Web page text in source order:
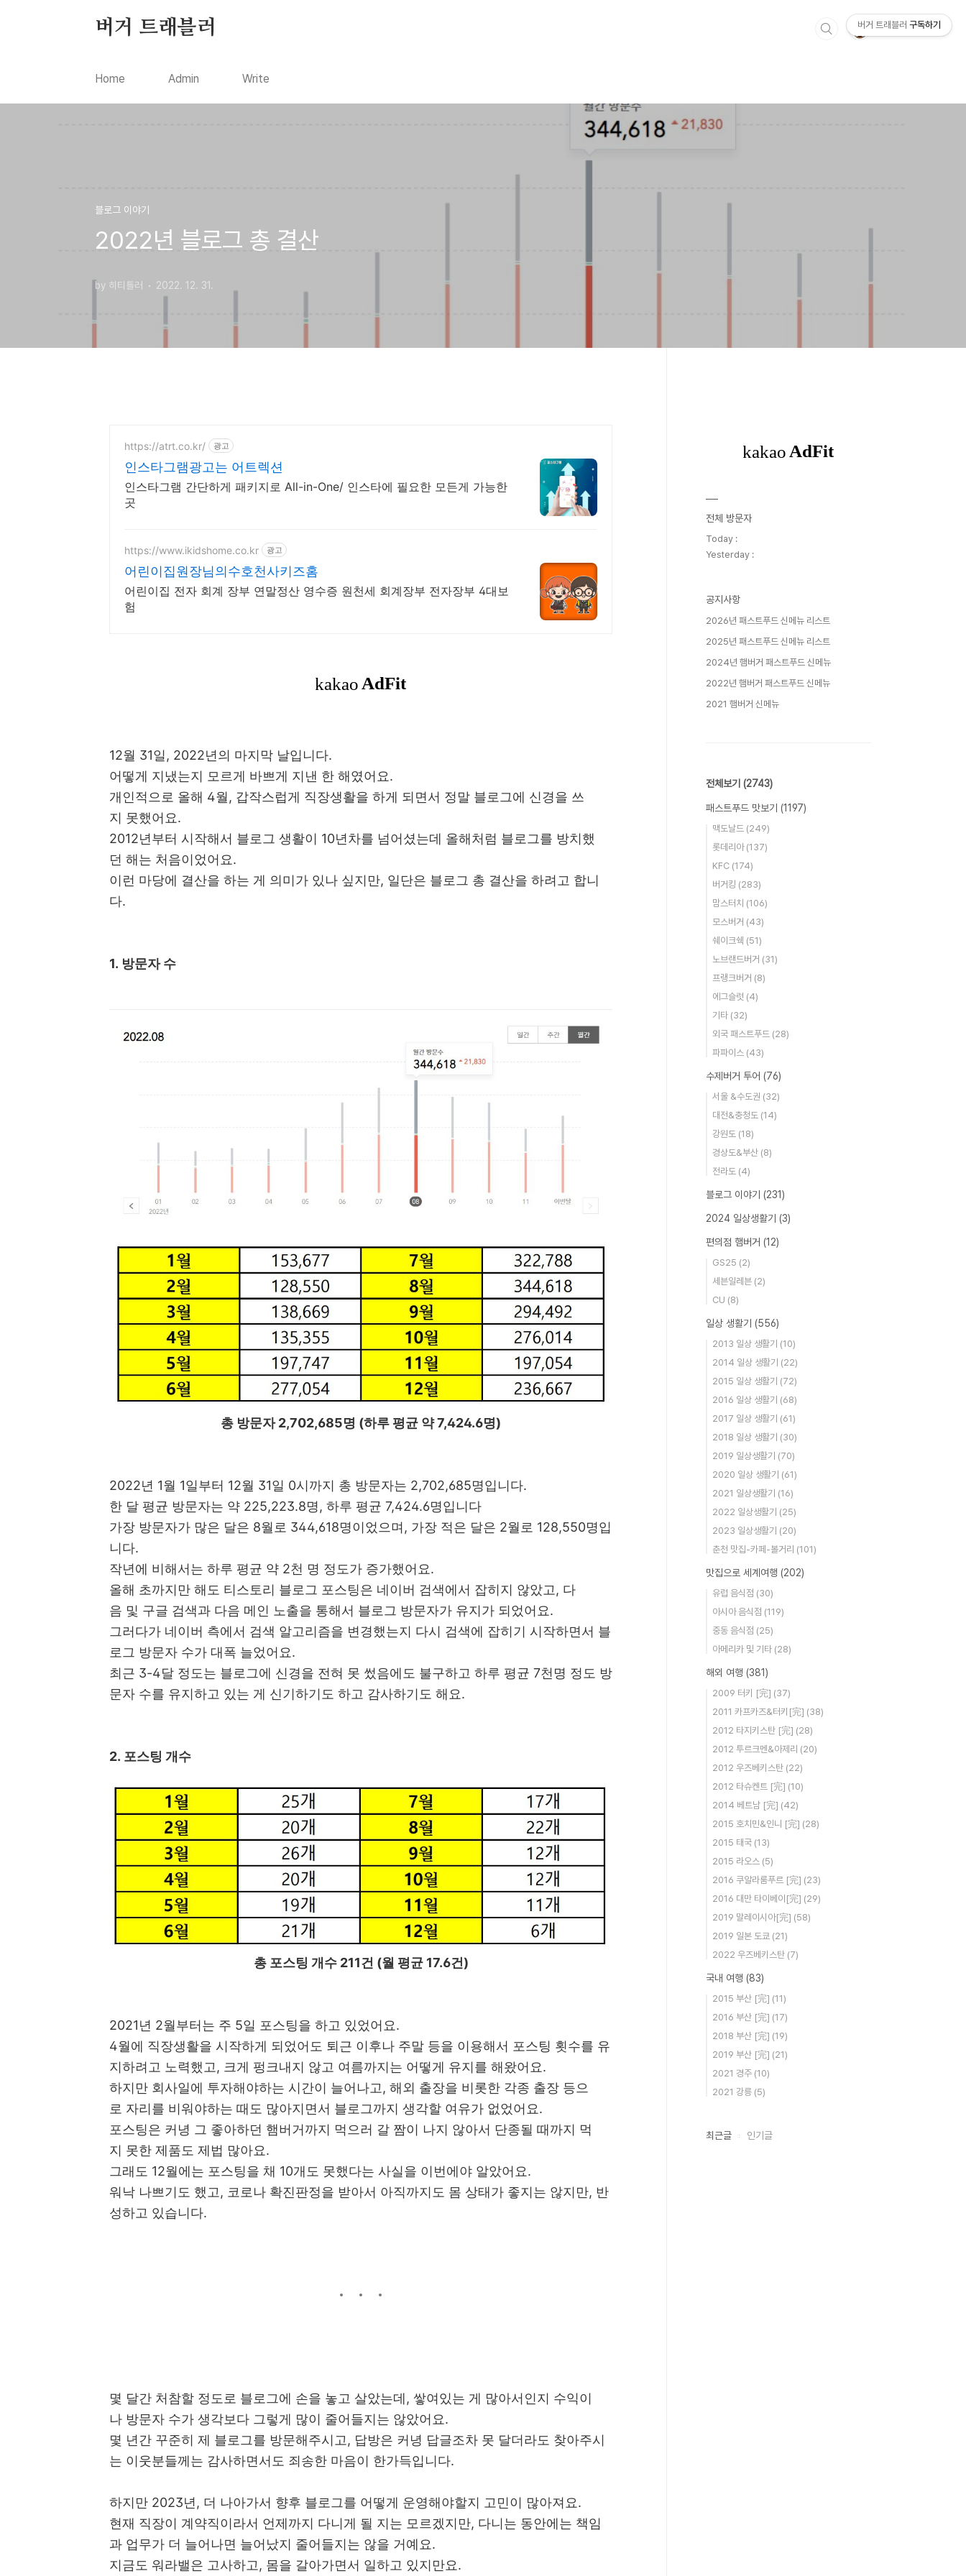
버거 트래블러
Home Admin Write
블로그 이야기
2022년 블로그 총 결산
by 히티틀러 2022. 12. 31.
https://atrt.co.kr/ 광고
인스타그램광고는 어트렉션
인스타그램 간단하게 패키지로 All-in-One/ 인스타에 필요한 모든게 가능한
곳
https://www.ikidshome.co.kr 광고
어린이집원장님의수호천사키즈홈
어린이집 전자 회계 장부 연말정산 영수증 원천세 회계장부 전자장부 4대보
험
12월 31일, 2022년의 마지막 날입니다.
어떻게 지냈는지 모르게 바쁘게 지낸 한 해였어요.
개인적으로 올해 4월, 갑작스럽게 직장생활을 하게 되면서 정말 블로그에 신경을 쓰
지 못했어요.
2012년부터 시작해서 블로그 생활이 10년차를 넘어셨는데 올해처럼 블로그를 방치했
던 해는 처음이었어요.
이런 마당에 결산을 하는 게 의미가 있나 싶지만, 일단은 블로그 총 결산을 하려고 합니
다.
1. 방문자 수
총 방문자 2,702,685명 (하루 평균 약 7,424.6명)
2022년 1월 1일부터 12월 31일 0시까지 총 방문자는 2,702,685명입니다.
한 달 평균 방문자는 약 225,223.8명, 하루 평균 7,424.6명입니다
가장 방문자가 많은 달은 8월로 344,618명이었으며, 가장 적은 달은 2월로 128,550명입
니다.
작년에 비해서는 하루 평균 약 2천 명 정도가 증가했어요.
올해 초까지만 해도 티스토리 블로그 포스팅은 네이버 검색에서 잡히지 않았고, 다
음 및 구글 검색과 다음 메인 노출을 통해서 블로그 방문자가 유지가 되었어요.
그러다가 네이버 측에서 검색 알고리즘을 변경했는지 다시 검색에 잡히기 시작하면서 블
로그 방문자 수가 대폭 늘었어요.
최근 3-4달 정도는 블로그에 신경을 전혀 못 썼음에도 불구하고 하루 평균 7천명 정도 방
문자 수를 유지하고 있는 게 신기하기도 하고 감사하기도 해요.
2. 포스팅 개수
총 포스팅 개수 211건 (월 평균 17.6건)
2021년 2월부터는 주 5일 포스팅을 하고 있었어요.
4월에 직장생활을 시작하게 되었어도 퇴근 이후나 주말 등을 이용해서 포스팅 횟수를 유
지하려고 노력했고, 크게 펑크내지 않고 여름까지는 어떻게 유지를 해왔어요.
하지만 회사일에 투자해야하는 시간이 늘어나고, 해외 출장을 비롯한 각종 출장 등으
로 자리를 비워야하는 때도 많아지면서 블로그까지 생각할 여유가 없었어요.
포스팅은 커녕 그 좋아하던 햄버거까지 먹으러 갈 짬이 나지 않아서 단종될 때까지 먹
지 못한 제품도 제법 많아요.
그래도 12월에는 포스팅을 채 10개도 못했다는 사실을 이번에야 알았어요.
워낙 나쁘기도 했고, 코로나 확진판정을 받아서 아직까지도 몸 상태가 좋지는 않지만, 반
성하고 있습니다.
몇 달간 처참할 정도로 블로그에 손을 놓고 살았는데, 쌓여있는 게 많아서인지 수익이
나 방문자 수가 생각보다 그렇게 많이 줄어들지는 않았어요.
몇 년간 꾸준히 제 블로그를 방문해주시고, 답방은 커녕 답글조차 못 달더라도 찾아주시
는 이웃분들께는 감사하면서도 죄송한 마음이 한가득입니다.
하지만 2023년, 더 나아가서 향후 블로그를 어떻게 운영해야할지 고민이 많아져요.
현재 직장이 계약직이라서 언제까지 다니게 될 지는 모르겠지만, 다니는 동안에는 책임
과 업무가 더 늘어나면 늘어났지 줄어들지는 않을 거예요.
지금도 워라밸은 고사하고, 몸을 갈아가면서 일하고 있지만요.
전체 방문자
Today :
Yesterday :
공지사항
2026년 패스트푸드 신메뉴 리스트
2025년 패스트푸드 신메뉴 리스트
2024년 햄버거 패스트푸드 신메뉴
2022년 햄버거 패스트푸드 신메뉴
2021 햄버거 신메뉴
전체보기 (2743)
패스트푸드 맛보기 (1197)
맥도날드 (249)
롯데리아 (137)
KFC (174)
버거킹 (283)
맘스터치 (106)
모스버거 (43)
쉐이크쉑 (51)
노브랜드버거 (31)
프랭크버거 (8)
에그슬럿 (4)
기타 (32)
외국 패스트푸드 (28)
파파이스 (43)
수제버거 투어 (76)
서울 &수도권 (32)
대전&충청도 (14)
강원도 (18)
경상도&부산 (8)
전라도 (4)
블로그 이야기 (231)
2024 일상생활기 (3)
편의점 햄버거 (12)
GS25 (2)
세븐일레븐 (2)
CU (8)
일상 생활기 (556)
2013 일상 생활기 (10)
2014 일상 생활기 (22)
2015 일상 생활기 (72)
2016 일상 생활기 (68)
2017 일상 생활기 (61)
2018 일상 생활기 (30)
2019 일상생활기 (70)
2020 일상 생활기 (61)
2021 일상생활기 (16)
2022 일상생활기 (25)
2023 일상생활기 (20)
춘천 맛집-카페-볼거리 (101)
맛집으로 세계여행 (202)
유럽 음식점 (30)
아시아 음식점 (119)
중동 음식점 (25)
아메리카 및 기타 (28)
해외 여행 (381)
2009 터키 [完] (37)
2011 카프카즈&터키[完] (38)
2012 타지키스탄 [完] (28)
2012 투르크멘&아제리 (20)
2012 우즈베키스탄 (22)
2012 타슈켄트 [完] (10)
2014 베트남 [完] (42)
2015 호치민&인니 [完] (28)
2015 태국 (13)
2015 라오스 (5)
2016 쿠알라룸푸르 [完] (23)
2016 대만 타이베이[完] (29)
2019 말레이시아[完] (58)
2019 일본 도쿄 (21)
2022 우즈베키스탄 (7)
국내 여행 (83)
2015 부산 [完] (11)
2016 부산 [完] (17)
2018 부산 [完] (19)
2019 부산 [完] (21)
2021 경주 (10)
2021 강릉 (5)
최근글 인기글
버거 트래블러 구독하기